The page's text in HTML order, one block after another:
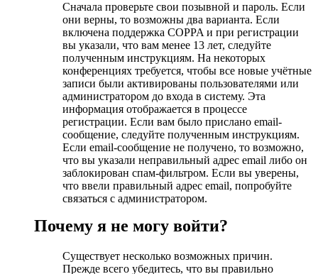
Сначала проверьте свои позывной и пароль. Если
они верны, то возможны два варианта. Если
включена поддержка COPPA и при регистрации
вы указали, что вам менее 13 лет, следуйте
полученным инструкциям. На некоторых
конференциях требуется, чтобы все новые учётные
записи были активированы пользователями или
администратором до входа в систему. Эта
информация отображается в процессе
регистрации. Если вам было прислано email-
сообщение, следуйте полученным инструкциям.
Если email-сообщение не получено, то возможно,
что вы указали неправильный адрес email либо он
заблокирован спам-фильтром. Если вы уверены,
что ввели правильный адрес email, попробуйте
связаться с администратором.
Почему я не могу войти?
Существует несколько возможных причин.
Прежде всего убедитесь, что вы правильно